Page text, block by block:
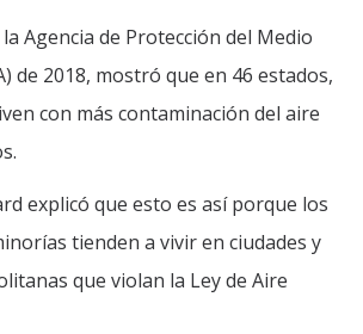
Agencia de Protección del Medio
de 2018, mostró que en 46 estados,
con más contaminación del aire
explicó que esto es así porque los
tienden a vivir en ciudades y
que violan la Ley de Aire